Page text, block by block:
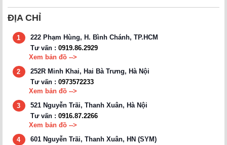
ĐỊA CHỈ
1
222 Phạm Hùng, H. Bình Chánh, TP.HCM
Tư vấn : 0919.86.2929
Xem bản đồ -->
2
252R Minh Khai, Hai Bà Trưng, Hà Nội
Tư vấn : 0973572233
Xem bản đồ -->
3
521 Nguyễn Trãi, Thanh Xuân, Hà Nội
Tư vấn : 0916.87.2266
Xem bản đồ -->
4
601 Nguyễn Trãi, Thanh Xuân, HN (SYM)